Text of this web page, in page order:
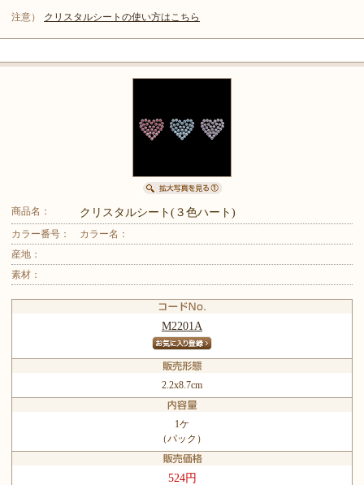
注意） クリスタルシートの使い方はこちら
商品名： クリスタルシート(３色ハート)
カラー番号：
カラー名：
産地：
素材：
M2201A
2.2x8.7cm
1ケ
（パック）
524円